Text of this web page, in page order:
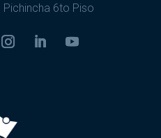
6to Piso